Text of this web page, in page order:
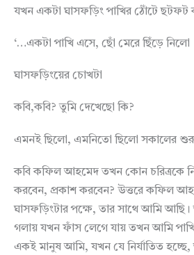
যখন একটা ঘাসফড়িং পাখির ঠোঁটে ছটফট
‘…একটা পাখি এসে, ছোঁ মেরে ছিঁড়ে নিলো
ঘাসফড়িংয়ের চোখটা
কবি,কবি? তুমি দেখেছো কি?
এমনই ছিলো, এমনিতো ছিলো সকালের
কবি কফিল আহমেদ তখন কোন চরিত্রকে
করবেন, প্রকাশ করবেন? উত্তরে কফিল
ঘাসফড়িংটার পক্ষে, তার সাথে আমি
গলায় যখন ফাঁস লেগে যায় তখন আমি
একই মানুষ আমি, যখন যে নির্যাতিত